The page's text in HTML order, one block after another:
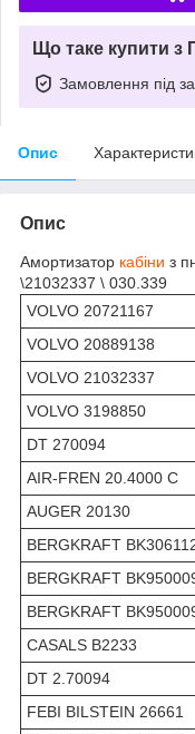
Що таке купити з
Замовлення під
Опис
Опис
Амортизатор кабіни з
\21032337 \ 030.339
VOLVO 20721167
VOLVO 20889138
VOLVO 21032337
VOLVO 3198850
DT 270094
AIR-FREN 20.4000 C
AUGER 20130
BERGKRAFT
BERGKRAFT
BERGKRAFT
CASALS B2233
DT 2.70094
FEBI BILSTEIN 26661